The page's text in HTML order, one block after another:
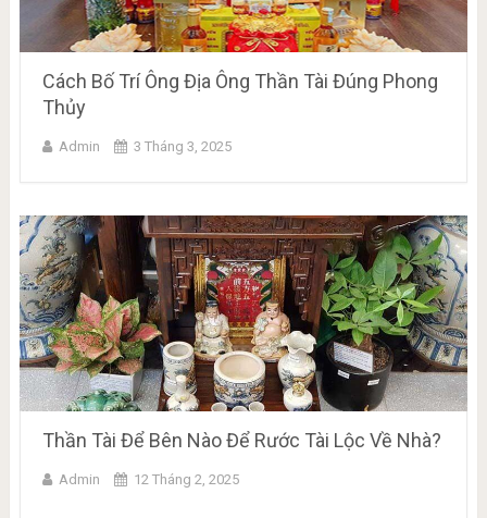
Cách Bố Trí Ông Địa Ông Thần Tài Đúng Phong
Thủy
Admin 3 Tháng 3, 2025
Thần Tài Để Bên Nào Để Rước Tài Lộc Về Nhà?
Admin 12 Tháng 2, 2025